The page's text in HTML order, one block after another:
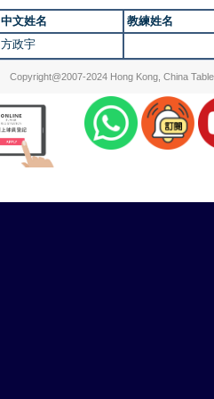
中文姓名 教練姓名
方政宇